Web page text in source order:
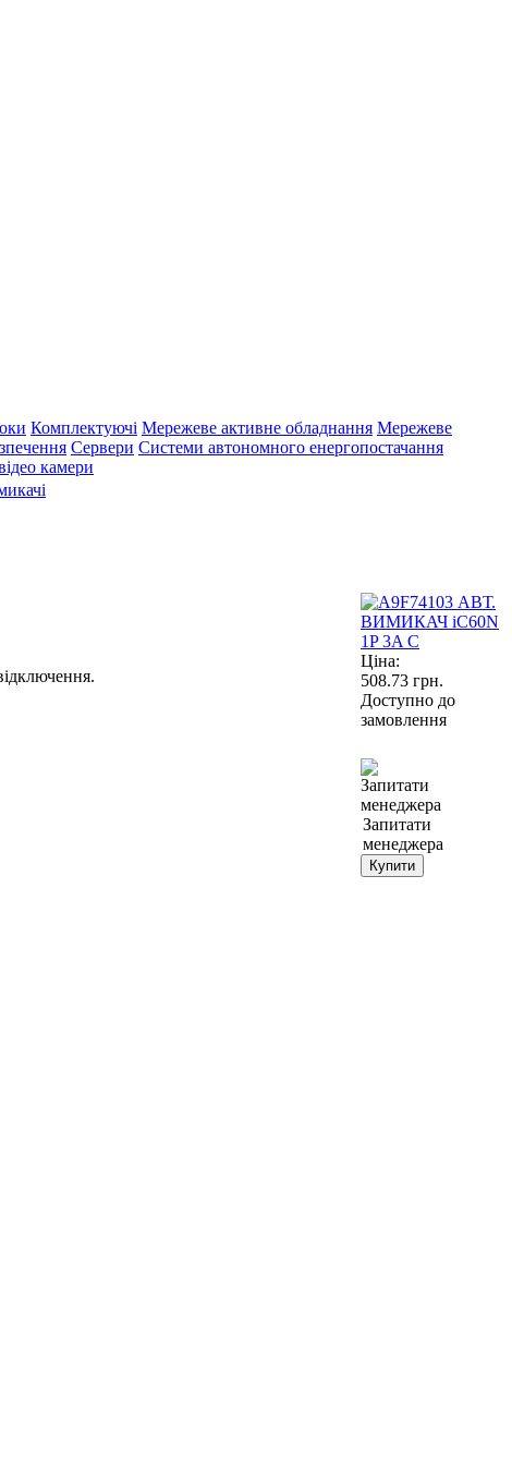
Комплектуючі Мережеве активне обладнання Мережеве
Сервери Системи автономного енергопостачання
камери
Ціна:
508.73 грн.
Доступно до
замовлення
Запитати
менеджера
Купити